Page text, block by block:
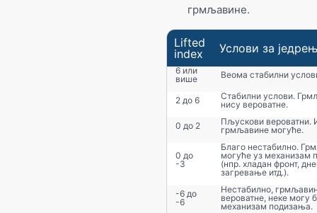
грмљавине.
Lifted
index
Услови за
6 или
више
Веома стабилни
2 до 6
Стабилни услови.
нису вероватне.
0 до 2
Пљускови вероватни.
грмљавине могуће.
0 до
-3
Благо нестабилно.
могуће уз механизам
(нпр. хладан фронт,
загревање итд.).
-6 до
-6
Нестабилно,
вероватне, неке могу
механизам подизања.